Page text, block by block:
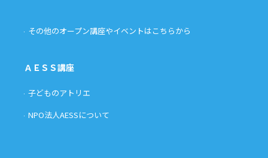
その他のオープン講座やイベントはこちらから
ＡＥＳＳ講座
子どものアトリエ
NPO法人AESSについて